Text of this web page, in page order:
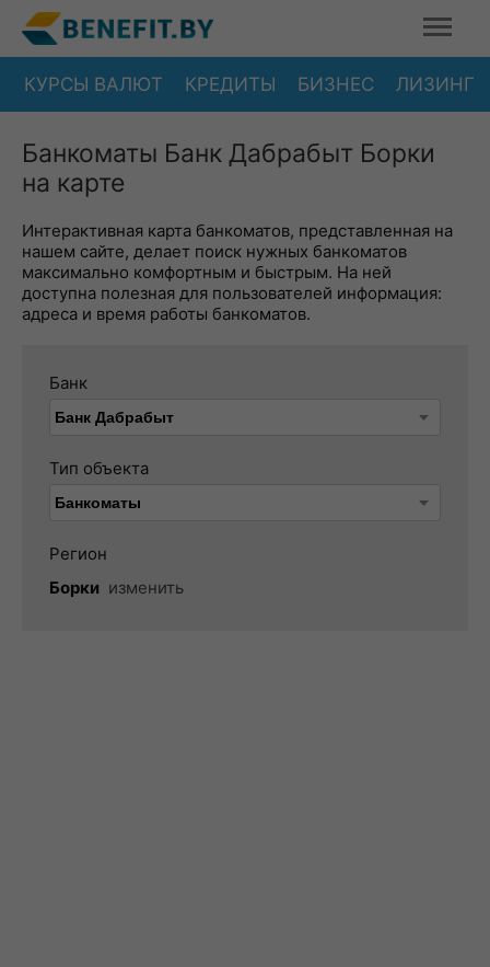
КУРСЫ ВАЛЮТ КРЕДИТЫ БИЗНЕС ЛИЗИНГ
Банкоматы Банк Дабрабыт Борки
на карте
Интерактивная карта банкоматов, представленная на
нашем сайте, делает поиск нужных банкоматов
максимально комфортным и быстрым. На ней
доступна полезная для пользователей информация:
адреса и время работы банкоматов.
Банк
Тип объекта
Регион
Борки изменить